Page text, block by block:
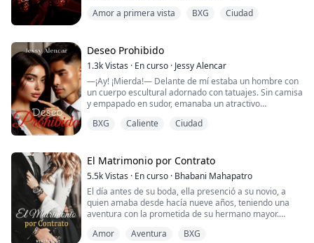
regresa para acosarla y pedir lo que una vez le dio.
¿Podrán los dos unirse en el amor?
Amor a primera vista BXG Ciudad
Deseo Prohibido
1.3kVistas · En curso · Jessy Alencar
—¡Ay! ¡Mierda!— Delante de mí estaba un hombre con
un cuerpo escultural adornado con tatuajes. Sin camisa
y empapado en sudor, emanaba un atractivo
traviesa y su actitud confiada solo aumentaban su
Me dio una sonrisa deslumbrante. Me alegraba estar
de rodillas porque mis piernas temblaban solo de
mirarlo. Él sabía el poder que tenía y so...
BXG Caliente Ciudad
El Matrimonio por Contrato
5.5kVistas · En curso · Bhabani Mahapatro
El día antes de su boda, ella presenció a su novio, a
quien amaba desde hacía nueve años, teniendo una
aventura con la prometida de su hermano mayor.
cuñada porque ella estaba esperando un hijo suyo.
Amor Aventura BXG